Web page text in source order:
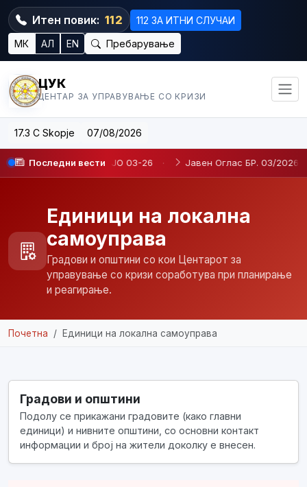
Итен повик: 112 112 ЗА ИТНИ СЛУЧАИ
МК АЛ EN Пребарување
ЦУК
ЦЕНТАР ЗА УПРАВУВАЊЕ СО КРИЗИ
17.3 C Skopje 07/08/2026
Последни вести
време JO 03-26 · Јавен Оглас БР. 03/2026 ·
Единици на локална
самоуправа
Градови и општини со кои Центарот за
управување со кризи соработува при планирање
и реагирање.
Почетна Единици на локална самоуправа
Градови и општини
Подолу се прикажани градовите (како главни
единици) и нивните општини, со основни контакт
информации и број на жители доколку е внесен.